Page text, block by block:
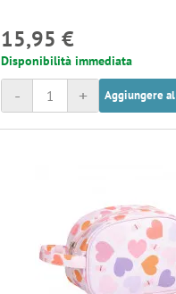
15,95 €
Disponibilità immediata
+
- Aggiungere